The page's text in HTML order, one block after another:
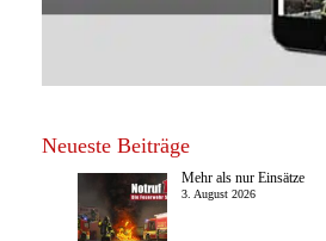
Neueste Beiträge
Mehr als nur Einsätze
3. August 2026